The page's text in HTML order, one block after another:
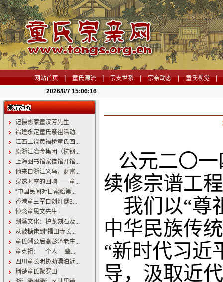
网站首页 | 童氏源流 | 宗支世系 | 宗亲动态 | 童氏视觉 |
2026/8/7 15:06:17
记摄影家童汉芳先生
福建永定童氏祭祖活动...
江西上饶黄福桥童氏回...
原浙江冶金集团（杭钢...
上海图书馆家谱馆开馆...
他来自浙江义乌，财富...
穿透时空的回响——童...
“中国民间对日索赔第...
香港童三军自创灯谜3...
悼念童恩文先生
剡溪文化：护龙刻石及...
从敲糖佬到“福田寺长...
童氏潮公后裔彭泽老庄...
童克祖：一个人 一辈...
四川童长明协助漂泊近...
荆楚童氏聚罗田
公元二〇
续修宗谱工
我们以“尊
中华民族传
“新时代习近
导，汲取近